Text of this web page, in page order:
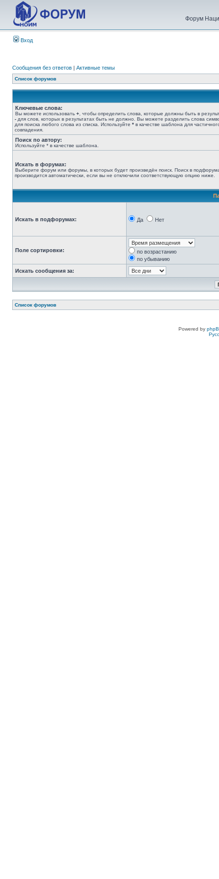
Форум
Вход
Сообщения без ответов | Активные темы
Список форумов
Ключевые слова:
Вы можете использовать + , чтобы определить слова, которые должны быть в
- для слов, которых в результатах быть не должно. Вы можете разделить слова
для поиска любого слова из списка. Используйте * в качестве шаблона для
совпадения.
Поиск по автору:
Используйте * в качестве шаблона.
Искать в форумах:
Выберите форум или форумы, в которых будет произведён поиск. Поиск в
производится автоматически, если вы не отключили соответствующую опцию ниже.
Искать в подфорумах: Да Нет
Поле сортировки:
по возрастанию
по убыванию
Искать сообщения за:
Список форумов
Powered by